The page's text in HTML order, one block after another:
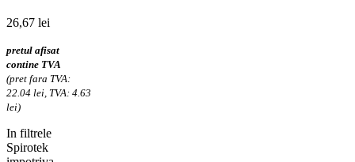
26,67 lei
pretul afisat
contine TVA
(pret fara TVA:
22.04 lei, TVA: 4.63
lei)
In filtrele
Spirotek